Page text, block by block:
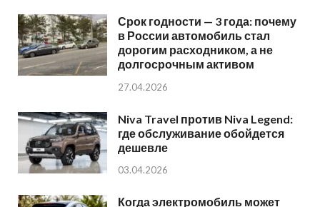
Срок годности — 3 года: почему
в России автомобиль стал
дорогим расходником, а не
долгосрочным активом
27.04.2026
Niva Travel против Niva Legend:
где обслуживание обойдется
дешевле
03.04.2026
Когда электромобиль может